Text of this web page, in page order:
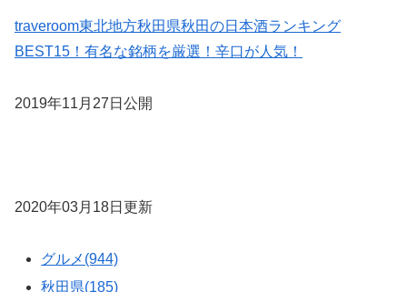
traveroom東北地方秋田県秋田の日本酒ランキング
BEST15！有名な銘柄を厳選！辛口が人気！
2019年11月27日公開
2020年03月18日更新
グルメ(944)
秋田県(185)